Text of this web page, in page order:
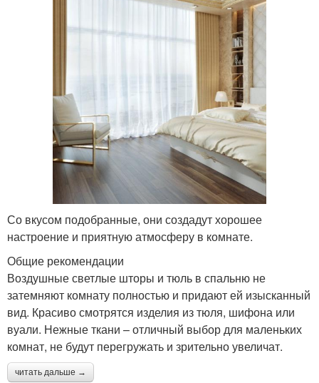
Со вкусом подобранные, они создадут хорошее
настроение и приятную атмосферу в комнате.
Общие рекомендации
Воздушные светлые шторы и тюль в спальню не
затемняют комнату полностью и придают ей изысканный
вид. Красиво смотрятся изделия из тюля, шифона или
вуали. Нежные ткани – отличный выбор для маленьких
комнат, не будут перегружать и зрительно увеличат.
читать дальше →